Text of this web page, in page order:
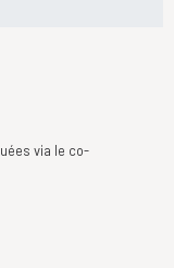
via le co-